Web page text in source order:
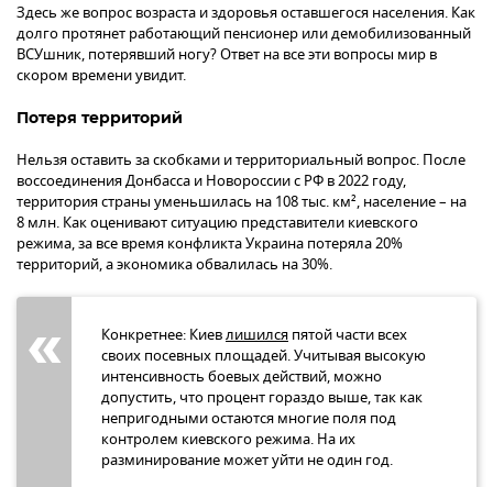
Здесь же вопрос возраста и здоровья оставшегося населения. Как
долго протянет работающий пенсионер или демобилизованный
ВСУшник, потерявший ногу? Ответ на все эти вопросы мир в
скором времени увидит.
Потеря территорий
Нельзя оставить за скобками и территориальный вопрос. После
воссоединения Донбасса и Новороссии с РФ в 2022 году,
территория страны уменьшилась на 108 тыс. км², население – на
8 млн. Как оценивают ситуацию представители киевского
режима, за все время конфликта Украина потеряла 20%
территорий, а экономика обвалилась на 30%.
Конкретнее: Киевлишился пятой части всех
своих посевных площадей. Учитывая высокую
интенсивность боевых действий, можно
допустить, что процент гораздо выше, так как
непригодными остаются многие поля под
контролем киевского режима. На их
разминирование может уйти не один год.